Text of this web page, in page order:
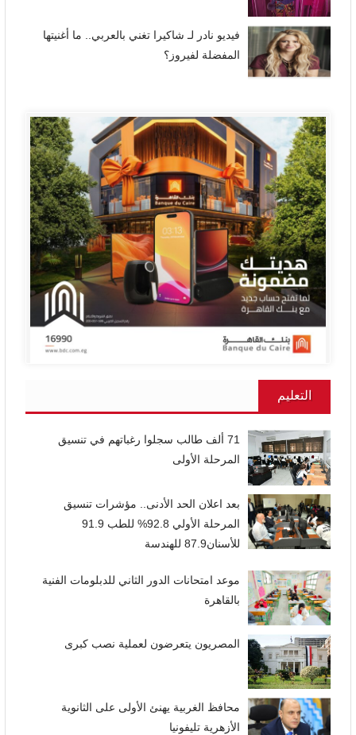
فيديو نادر لـ شاكيرا تغني بالعربي.. ما أغنيتها
المفضلة لفيروز؟
التعليم
71 ألف طالب سجلوا رغباتهم في تنسيق
المرحلة الأولى
بعد اعلان الحد الأدنى.. مؤشرات تنسيق
المرحلة الأولي 92.8% للطب 91.9
للأسنان87.9 للهندسة
موعد امتحانات الدور الثاني للدبلومات الفنية
بالقاهرة
المصريون يتعرضون لعملية نصب كبرى
محافظ الغربية يهنئ الأولى على الثانوية
الأزهرية تليفونيا